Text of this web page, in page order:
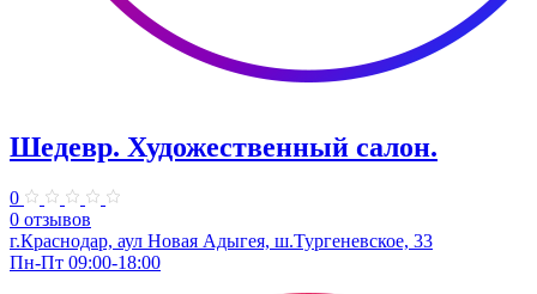
Шедевр. Художественный салон.
0
0 отзывов
г.Краснодар, аул Новая Адыгея, ш.Тургеневское, 33
Пн-Пт 09:00-18:00